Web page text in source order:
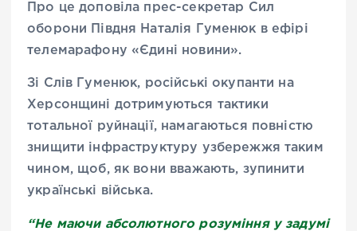
Про це доповіла прес-секретар Сил
оборони Півдня Наталія Гуменюк в ефірі
телемарафону «Єдині новини».
Зі Слів Гуменюк, російські окупанти на
Херсонщині дотримуються тактики
тотальної руйнації, намагаються повністю
знищити інфраструктуру узбережжя таким
чином, щоб, як вони вважають, зупинити
українські війська.
“Не маючи абсолютного розуміння у задумі